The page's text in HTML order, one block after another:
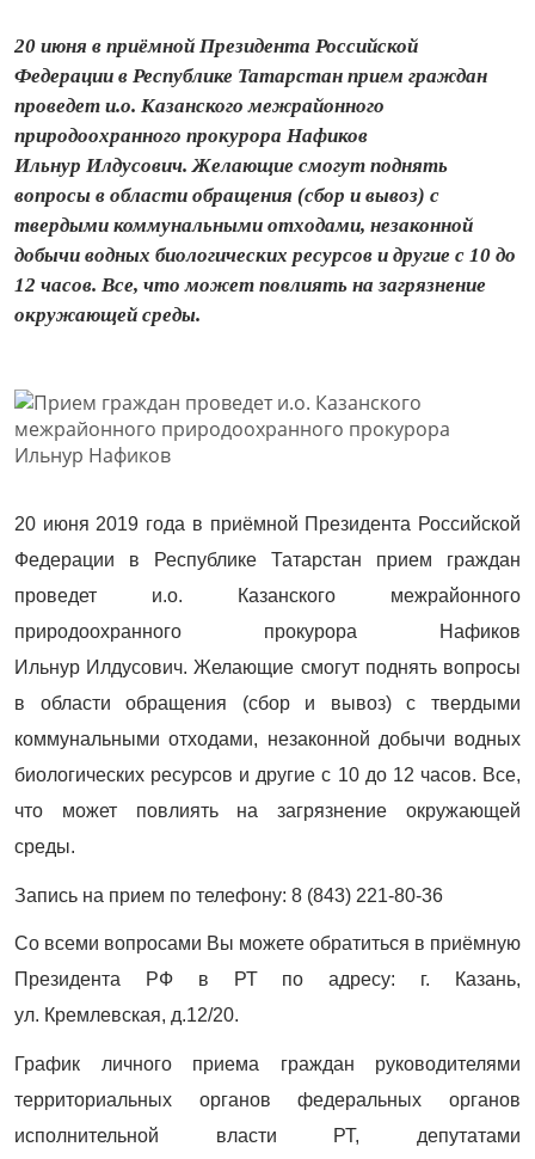
20 июня в приёмной Президента Российской
Федерации в Республике Татарстан прием граждан
проведет и.о. Казанского межрайонного
природоохранного прокурора Нафиков
Ильнур Илдусович. Желающие смогут поднять
вопросы в области обращения (сбор и вывоз) с
твердыми коммунальными отходами, незаконной
добычи водных биологических ресурсов и другие с 10 до
12 часов. Все, что может повлиять на загрязнение
окружающей среды.
20 июня 2019 года в приёмной Президента Российской
Федерации в Республике Татарстан прием граждан
проведет и.о. Казанского межрайонного
природоохранного прокурора Нафиков
Ильнур Илдусович. Желающие смогут поднять вопросы
в области обращения (сбор и вывоз) с твердыми
коммунальными отходами, незаконной добычи водных
биологических ресурсов и другие с 10 до 12 часов. Все,
что может повлиять на загрязнение окружающей
среды.
Запись на прием по телефону: 8 (843) 221-80-36
Со всеми вопросами Вы можете обратиться в приёмную
Президента РФ в РТ по адресу: г. Казань,
ул. Кремлевская, д.12/20.
График личного приема граждан руководителями
территориальных органов федеральных органов
исполнительной власти РТ, депутатами